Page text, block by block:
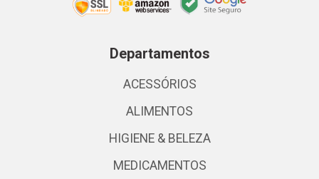
Departamentos
ACESSÓRIOS
ALIMENTOS
HIGIENE & BELEZA
MEDICAMENTOS